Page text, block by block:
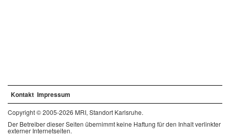
Kontakt Impressum
Copyright © 2005-2026 MRI, Standort Karlsruhe.
Der Betreiber dieser Seiten übernimmt keine Haftung für den Inhalt verlinkter
externer Internetseiten.